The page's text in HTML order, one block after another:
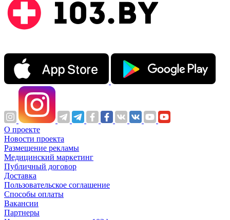
О проекте
Новости проекта
Размещение рекламы
Медицинский маркетинг
Публичный договор
Доставка
Пользовательское соглашение
Способы оплаты
Вакансии
Партнеры